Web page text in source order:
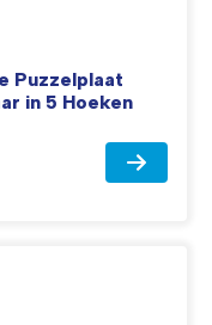
Puzzelplaat
in 5 Hoeken